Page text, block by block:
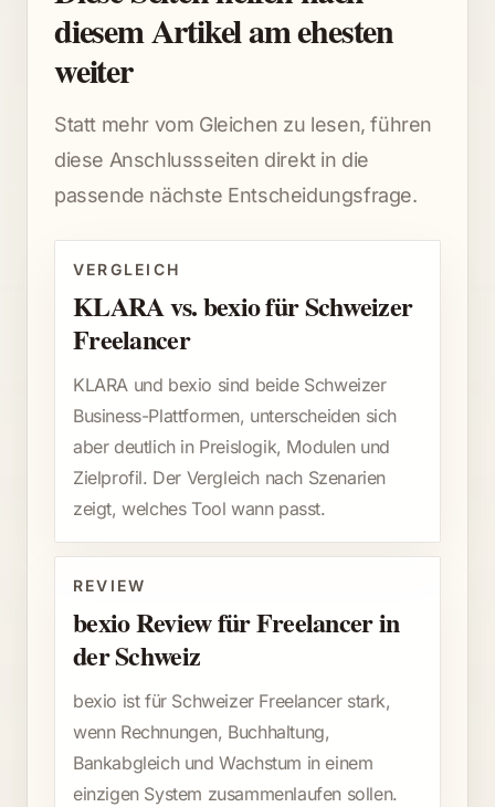
diesem Artikel am ehesten
weiter
Statt mehr vom Gleichen zu lesen, führen
diese Anschlussseiten direkt in die
passende nächste Entscheidungsfrage.
VERGLEICH
KLARA vs. bexio für Schweizer
Freelancer
KLARA und bexio sind beide Schweizer
Business-Plattformen, unterscheiden sich
aber deutlich in Preislogik, Modulen und
Zielprofil. Der Vergleich nach Szenarien
zeigt, welches Tool wann passt.
REVIEW
bexio Review für Freelancer in
der Schweiz
bexio ist für Schweizer Freelancer stark,
wenn Rechnungen, Buchhaltung,
Bankabgleich und Wachstum in einem
einzigen System zusammenlaufen sollen.